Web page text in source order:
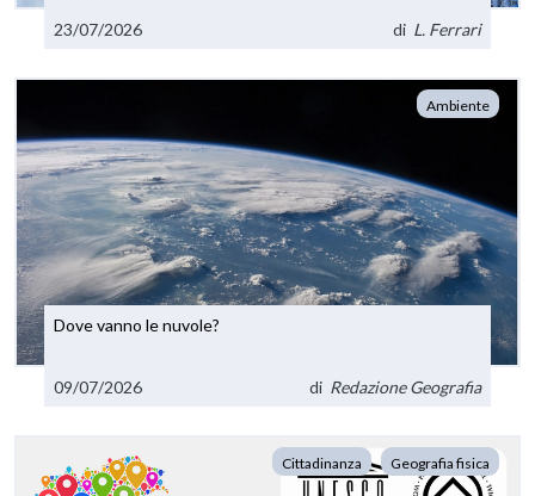
23/07/2026 di L. Ferrari
Ambiente
Dove vanno le nuvole?
09/07/2026 di Redazione Geografia
Cittadinanza Geografia fisica